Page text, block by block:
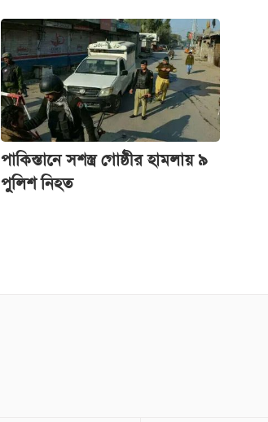
পাকিস্তানে সশস্ত্র গোষ্ঠীর হামলায় ৯
পুলিশ নিহত